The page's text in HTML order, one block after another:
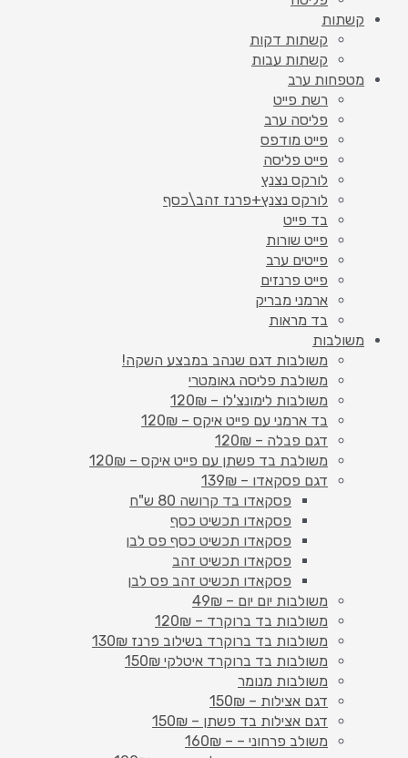
קשתות
קשתות דקות
קשתות עבות
מטפחות ערב
רשת פייט
פליסה ערב
פייט מודפס
פייט פליסה
לורקס נצנץ
לורקס נצנץ+פרנז זהב\כסף
בד פייט
פייט שורות
פייטים ערב
פייט פרנזים
ארמני מבריק
בד מראות
משולבות
משולבות דגם שנהב במבצע השקה!
משולבת פליסה גאומטרי
משולבות לימונצ'לו – 120₪
בד ארמני עם פייט איקס – 120₪
דגם פבלה – 120₪
משולבת בד פשתן עם פייט איקס – 120₪
דגם פסקאדו – 139₪
פסקאדו בד קרושה 80 ש"ח
פסקאדו תכשיט כסף
פסקאדו תכשיט כסף פס לבן
פסקאדו תכשיט זהב
פסקאדו תכשיט זהב פס לבן
משולבות יום יום – 49₪
משולבות בד ברוקרד – 120₪
משולבות בד ברוקרד בשילוב פרנז 130₪
משולבות בד ברוקרד איטלקי 150₪
משולבות מנומר
דגם אצילות – 150₪
דגם אצילות בד פשתן – 150₪
משולב פרחוני – – 160₪